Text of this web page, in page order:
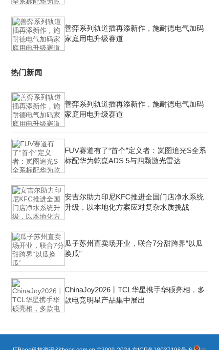
善弈系列轨道插再添新作，施耐德电气加码
家庭用电升级赛道
热门新闻
善弈系列轨道插再添新作，施耐德电气加码
家庭用电升级赛道
FUV赛道有了“首个”定义者：岚图追光S全系
标配华为乾崑ADS 5与四颗激光雷达
安吉尔助力印尼KFC推进全国门店净水系统
升级，以本地化方案应对复杂水质挑战
瓜子苏州直卖场开业，联合7分甜跨界“以瓜
换瓜”
ChinaJoy2026丨TCL华星携手华硕亮相，多
款电竞明星产品集中展出